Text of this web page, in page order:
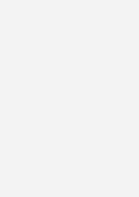
als Podcast anhören
Anlage. Sie soll die
lassen – also die
2034 wieder einspielen.
ziehen, und
Vertrag“ fünf Jahre lang
soll der
des Netzes so aussteuern,
lassen kann, statt